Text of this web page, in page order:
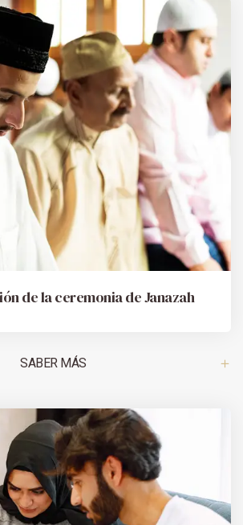
de la ceremonia de Janazah
SABER MÁS